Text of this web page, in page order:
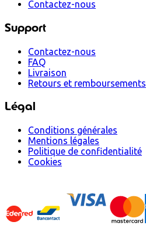
Contactez-nous
Support
Contactez-nous
FAQ
Livraison
Retours et remboursements
Légal
Conditions générales
Mentions légales
Politique de confidentialité
Cookies